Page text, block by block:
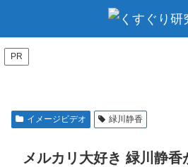
PR
イメージビデオ 緑川静香
メルカリ大好き 緑川静香